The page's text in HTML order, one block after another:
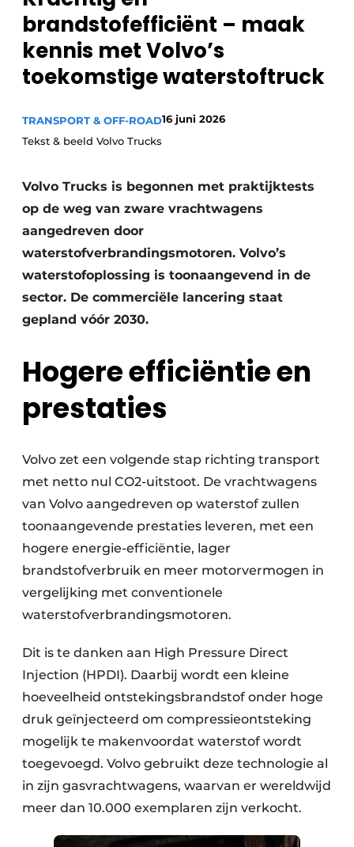
Privacy / Cookie statement
Vacature aanmelden
Vacatures
Video’s
brandstofefficiënt – maak
kennis met Volvo’s
toekomstige waterstoftruck
TRANSPORT & OFF-ROAD16 juni 2026
Tekst & beeld Volvo Trucks
Volvo Trucks is begonnen met praktijktests
op de weg van zware vrachtwagens
aangedreven door
waterstofverbrandingsmotoren. Volvo’s
waterstofoplossing is toonaangevend in de
sector. De commerciële lancering staat
gepland vóór 2030.
Hogere efficiëntie en
prestaties
Volvo zet een volgende stap richting transport
met netto nul CO2-uitstoot. De vrachtwagens
van Volvo aangedreven op waterstof zullen
toonaangevende prestaties leveren, met een
hogere energie-efficiëntie, lager
brandstofverbruik en meer motorvermogen in
vergelijking met conventionele
waterstofverbrandingsmotoren.
Dit is te danken aan High Pressure Direct
Injection (HPDI). Daarbij wordt een kleine
hoeveelheid ontstekingsbrandstof onder hoge
druk geïnjecteerd om compressieontsteking
mogelijk te makenvoordat waterstof wordt
toegevoegd. Volvo gebruikt deze technologie al
in zijn gasvrachtwagens, waarvan er wereldwijd
meer dan 10.000 exemplaren zijn verkocht.